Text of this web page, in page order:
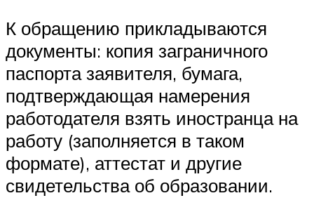
К обращению прикладываются
документы: копия заграничного
паспорта заявителя, бумага,
подтверждающая намерения
работодателя взять иностранца на
работу (заполняется в таком
формате), аттестат и другие
свидетельства об образовании.